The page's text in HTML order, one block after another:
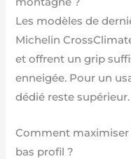
Les modèles de
Michelin
et offrent un grip
enneigée. Pour un
dédié reste supérieur.
Comment maximiser
bas profil ?